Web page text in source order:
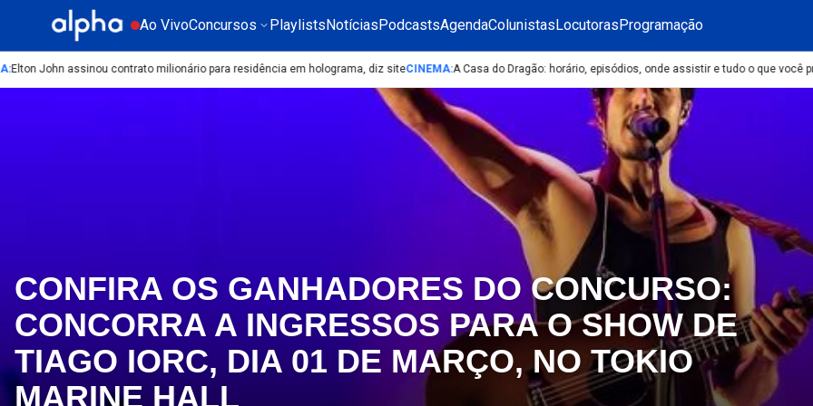
Ao VivoConcursos PlaylistsNotíciasPodcastsAgendaColunistasLocutorasProgramação
:Elton John assinou contrato milionário para residência em holograma, diz siteCINEMA:A Casa do Dragão: horário, episódios, onde assistir e tudo o que você
CONFIRA OS GANHADORES DO CONCURSO:
CONCORRA A INGRESSOS PARA O SHOW DE
TIAGO IORC, DIA 01 DE MARÇO, NO TOKIO
MARINE HALL